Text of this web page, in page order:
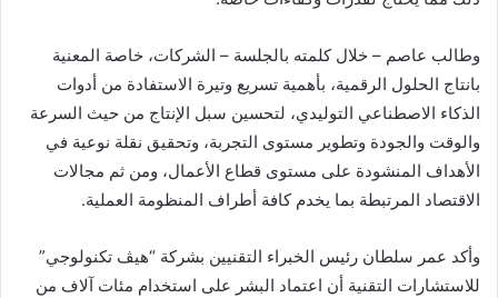
وطالب عاصم – خلال كلمته بالجلسة – الشركات، خاصة المعنية
بانتاج الحلول الرقمية، بأهمية تسريع وتيرة الاستفادة من أدوات
الذكاء الاصطناعي التوليدي، لتحسين سبل الإنتاج من حيث السرعة
والوقت والجودة وتطوير مستوى التجربة، وتحقيق نقلة نوعية في
الأهداف المنشودة على مستوى قطاع الأعمال، ومن ثم مجالات
الاقتصاد المرتبطة بما يخدم كافة أطراف المنظومة العملية.
وأكد عمر سلطان رئيس الخبراء التقنيين بشركة “هيڤ تكنولوجي”
للاستشارات التقنية أن اعتماد البشر على استخدام مئات آلاف من